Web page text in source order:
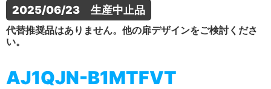
2025/06/23　生産中止品
代替推奨品はありません。他の扉デザインをご検討くださ
い。
AJ1QJN-B1MTFVT